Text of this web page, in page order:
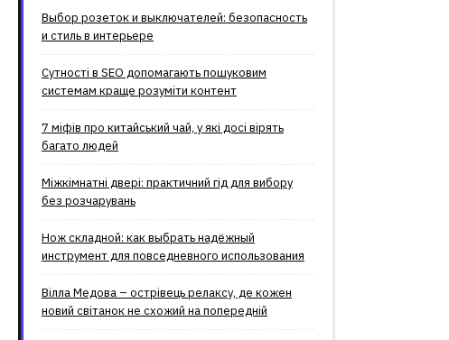
Выбор розеток и выключателей: безопасность
и стиль в интерьере
Сутності в SEO допомагають пошуковим
системам краще розуміти контент
7 міфів про китайський чай, у які досі вірять
багато людей
Міжкімнатні двері: практичний гід для вибору
без розчарувань
Нож складной: как выбрать надёжный
инструмент для повседневного использования
Вілла Медова – острівець релаксу, де кожен
новий світанок не схожий на попередній